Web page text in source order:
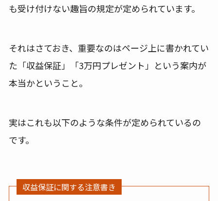
も受け付けない趣旨の規定が定められています。
それはさておき、重要なのはページ上に書かれてい
た「収益保証」「3万円プレゼント」という案内が
本当かということ。
実はこれも以下のような条件が定められているの
です。
収益保証に関する注意書き